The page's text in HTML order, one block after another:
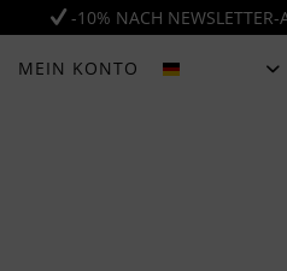
-10% NACH
MEIN KONTO